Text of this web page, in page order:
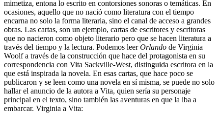
mimetiza, entona lo escrito en contorsiones sonoras o temáticas. En
ocasiones, aquello que no nació como literatura con el tiempo
encarna no solo la forma literaria, sino el canal de acceso a grandes
obras. Las cartas, son un ejemplo, cartas de escritores y escritoras
que no nacieron como objeto literario pero que se hacen literatura a
través del tiempo y la lectura. Podemos leerOrlando de Virginia
Woolf a través de la construcción que hace del protagonista en su
correspondencia con Vita Sackville-West, distinguida escritora en la
que está inspirada la novela. En esas cartas, que hace poco se
publicaron y se leen como una novela en sí misma, se puede no solo
hallar el anuncio de la autora a Vita, quien sería su personaje
principal en el texto, sino también las aventuras en que la iba a
embarcar. Virginia a Vita: